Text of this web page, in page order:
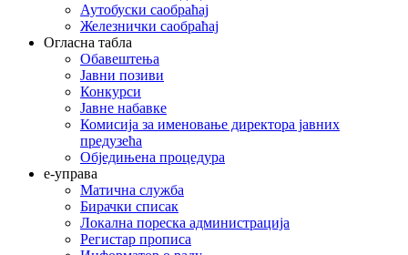
Аутобуски саобраћај
Железнички саобраћај
Огласна табла
Обавештења
Јавни позиви
Конкурси
Јавне набавке
Комисија за именовање директора јавних
предузећа
Обједињена процедура
е-управа
Матична служба
Бирачки списак
Локална пореска администрација
Регистар прописа